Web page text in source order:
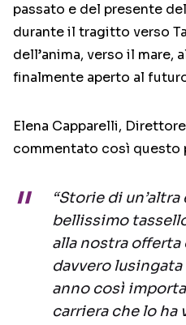
passato e del presente
durante il tragitto verso
dell’anima, verso il mare,
finalmente aperto al
Elena Capparelli,
commentato così questo
“Storie di
bellissimo
alla nostra
davvero
anno così
carriera che lo